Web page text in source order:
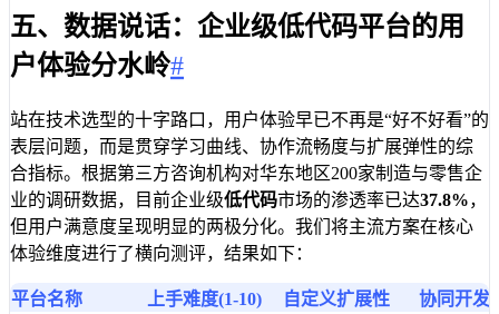
五、数据说话：企业级低代码平台的用
户体验分水岭#
站在技术选型的十字路口，用户体验早已不再是“好不好看”的
表层问题，而是贯穿学习曲线、协作流畅度与扩展弹性的综
合指标。根据第三方咨询机构对华东地区200家制造与零售企
业的调研数据，目前企业级低代码市场的渗透率已达37.8%，
但用户满意度呈现明显的两极分化。我们将主流方案在核心
体验维度进行了横向测评，结果如下：
平台名称 上手难度(1-10) 自定义扩展性
协同开发